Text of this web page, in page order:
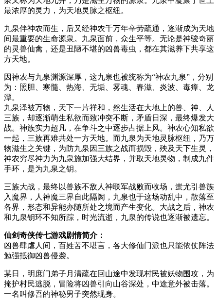
最浓厚的灵力，为天地灵脉之枢纽。
九泉伴神农而生，后又经神农千万年辛劳疏通，逐渐成为天地
间最重要的生命源泉。九泉面前，众生平等。无论是神骏奇丽
的灵兽仙禽，还是丑陋不堪的凶兽毒虫，都在其滋养下共享这
方天地。
因神农与九泉渊源深厚，这九泉也被统称为“神农九泉”，分别
为：照胆、寒髓、热海、无垢、雾魂、春滋、炎波、毒瘴、龙
潭。
九泉泽被万物，天下一片祥和，然生活在大地上的兽、神、人
三族，却逐渐萌生私欲而致冲突不断，矛盾日深，最终爆发大
战。神族实力超凡，在争斗之中逐步占据上风。神农心知私欲
一起，三族再难共处一方天地。而九泉为天地灵脉枢纽，乃万
物滋生之关键，为防九泉因三族之战而损毁，殃及天下生灵，
神农穷尽神力为九泉施加强大结界，并取天地灵物，制成九件
手环，是为九泉之钥。
三族大战，最终以兽族不敌人神联军战败而收场，蚩尤引兽族
入魔界，人神魔三界自此隔阂，九泉也于这场动乱中，散落至
各界，形态和异能亦随所处之境而产生变化。大战之后，神农
和九泉钥环不知所踪，时光流逝，九泉的传说也逐渐被遗忘。
仙剑奇侠传七游戏剧情简介：
凶兽肆虐人间，百姓苦不堪言，各大修仙门派也只能依仗阵法
勉强抵御凶兽侵袭。
某日，明庶门弟子月清疏在回山途中发现村民被妖物围攻，为
掩护村民逃脱，冒险将凶兽引向山谷深处，中途意外被击落。
一名叫修吾的神秘男子突然现身。